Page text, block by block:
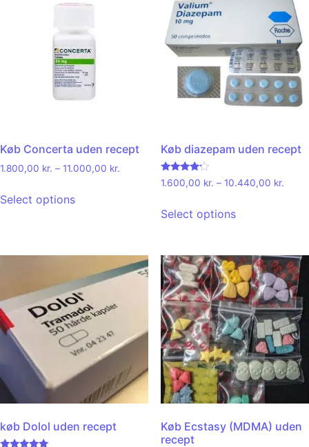
Køb Concerta uden recept
1.800,00 kr. – 11.000,00 kr.
Select options
Køb diazepam uden recept
Rated
4.00
1.600,00 kr. – 10.440,00 kr.
Select options
køb Dolol uden recept
Køb Ecstasy (MDMA) uden
recept